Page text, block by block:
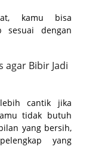
kamu bisa
sesuai dengan
agar Bibir Jadi
cantik jika
tidak butuh
yang bersih,
yang